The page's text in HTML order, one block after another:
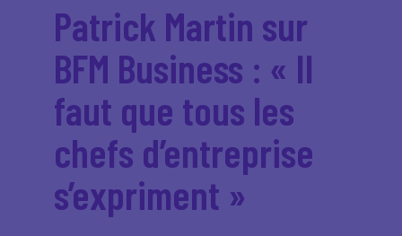
Patrick Martin sur
BFM Business : « Il
faut que tous les
chefs d’entreprise
s’expriment »